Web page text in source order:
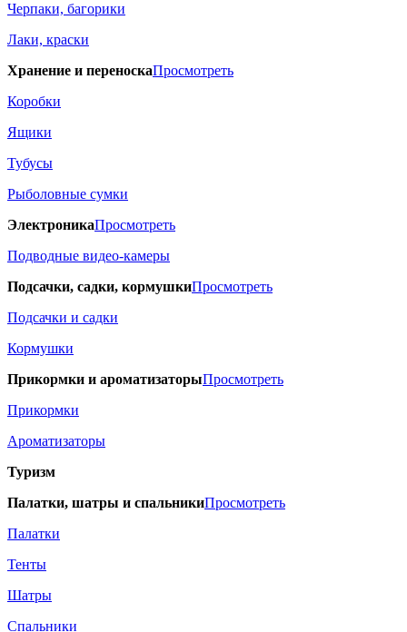
Черпаки, багорики
Лаки, краски
Хранение и переноскаПросмотреть
Коробки
Ящики
Тубусы
Рыболовные сумки
ЭлектроникаПросмотреть
Подводные видео-камеры
Подсачки, садки, кормушкиПросмотреть
Подсачки и садки
Кормушки
Прикормки и ароматизаторыПросмотреть
Прикормки
Ароматизаторы
Туризм
Палатки, шатры и спальникиПросмотреть
Палатки
Тенты
Шатры
Спальники